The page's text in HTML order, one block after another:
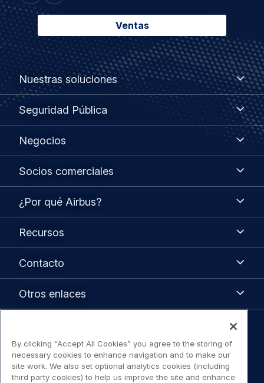
Ventas
Footer
menu
Nuestras soluciones
Nuestras
soluciones
Seguridad Pública
Seguridad
Negocios
Socios comerciales
¿Por qué Airbus?
Recursos
Contacto
Otros enlaces
Legal
navigation
Aviso de privacidad
Aviso legal / Términos de Uso
By clicking “Accept All Cookies” you agree to the storing of
necessary cookies to enhance navigation and to make our
site work. We also set optional analytics cookies (including
third party cookies) to help us improve the site and enhance